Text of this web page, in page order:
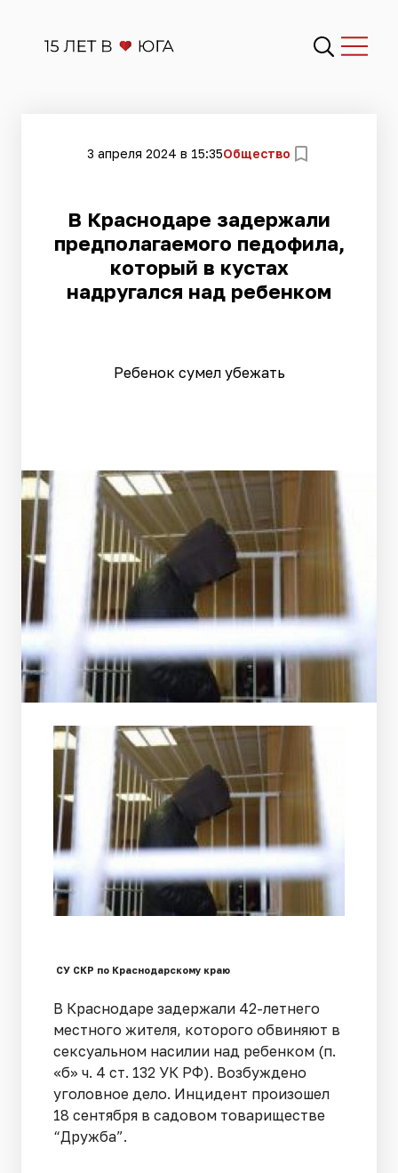
3 апреля 2024 в 15:35Общество
В Краснодаре задержали
предполагаемого педофила,
который в кустах
надругался над ребенком
Ребенок сумел убежать
СУ СКР по Краснодарскому краю
В Краснодаре задержали 42-летнего
местного жителя, которого обвиняют в
сексуальном насилии над ребенком (п.
«б» ч. 4 ст. 132 УК РФ). Возбуждено
уголовное дело. Инцидент произошел
18 сентября в садовом товариществе
“Дружба”.